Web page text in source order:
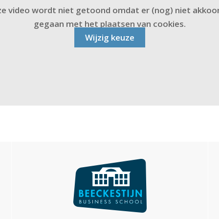
video wordt niet getoond omdat er (nog) niet
gegaan met het plaatsen van cookies.
Wijzig keuze